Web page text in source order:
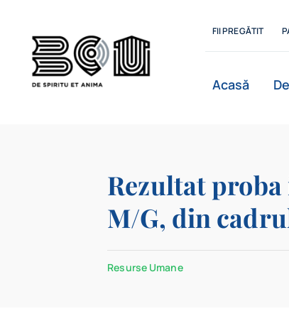
content
FII PREGĂTIT
Acasă
Rezultat
M/G, din
Resurse Umane